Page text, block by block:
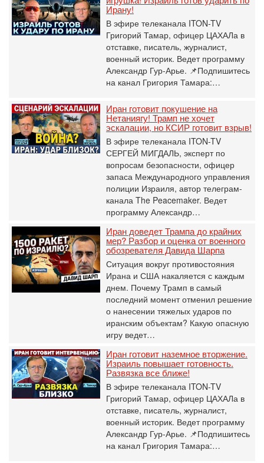
Ирану!
В эфире телеканала ITON-TV
Григорий Тамар, офицер ЦАХАЛа в
отставке, писатель, журналист,
военный историк. Ведет программу
Александр Гур-Арье. 📌Подпишитесь
на канал Григория Тамара:…
Иран готовит покушение на
Нетаниягу! Трамп не хочет
эскалации, но КСИР готовит взрыв!
В эфире телеканала ITON-TV
СЕРГЕЙ МИГДАЛЬ, эксперт по
вопросам безопасности, офицер
запаса Международного управления
полиции Израиля, автор телеграм-
канала The Peacemaker. Ведет
программу Александр…
Иран доведет Трампа до крайних
мер? Разбор и оценка от военного
обозревателя Давида Шарпа
Ситуация вокруг противостояния
Ирана и США накаляется с каждым
днем. Почему Трамп в самый
последний момент отменил решение
о нанесении тяжелых ударов по
иранским объектам? Какую опасную
игру ведет…
Иран готовит наземное вторжение.
Израиль повышает готовность.
Развязка все ближе!
В эфире телеканала ITON-TV
Григорий Тамар, офицер ЦАХАЛа в
отставке, писатель, журналист,
военный историк. Ведет программу
Александр Гур-Арье. 📌Подпишитесь
на канал Григория Тамара:…